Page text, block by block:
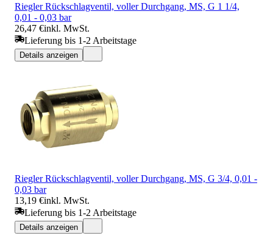
Riegler Rückschlagventil, voller Durchgang, MS, G 1 1/4,
0,01 - 0,03 bar
26,47 €inkl. MwSt.
Lieferung bis 1-2 Arbeitstage
Details anzeigen
Riegler Rückschlagventil, voller Durchgang, MS, G 3/4, 0,01 -
0,03 bar
13,19 €inkl. MwSt.
Lieferung bis 1-2 Arbeitstage
Details anzeigen